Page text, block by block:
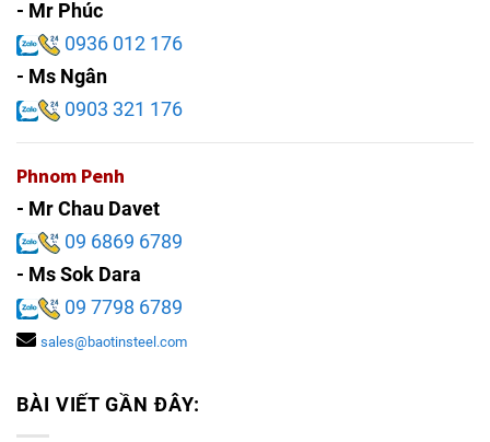
- Mr Phúc
0936 012 176
- Ms Ngân
0903 321 176
Phnom Penh
- Mr Chau Davet
09 6869 6789
- Ms Sok Dara
09 7798 6789
sales@baotinsteel.com
BÀI VIẾT GẦN ĐÂY: